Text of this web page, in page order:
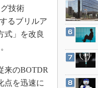
技術
るブリルア
式」を改良
来のBOTDR
点を迅速に